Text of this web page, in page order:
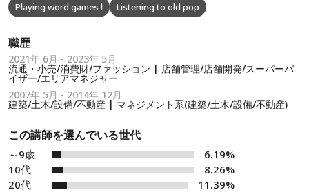
Playing word games l
Listening to old pop
職歴
2021年 6月 - 2023年 5月
流通・小売/消費財/ファッション | 店舗管理/店舗開発/スーパーバ
イザー/エリアマネジャー
2007年 5月 - 2014年 12月
建築/土木/設備/不動産 | マネジメント系(建築/土木/設備/不動産)
この講師を選んでいる世代
～9歳
6.19%
10代
8.26%
20代
11.39%